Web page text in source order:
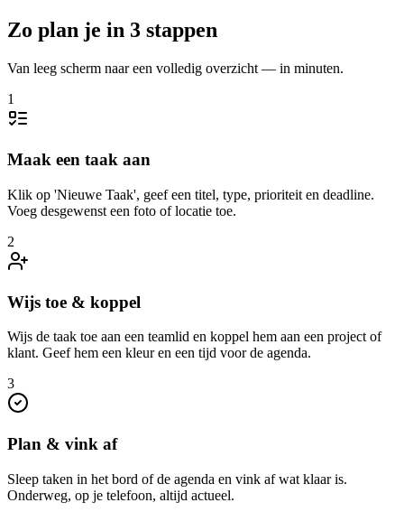
Zo plan je in 3 stappen
Van leeg scherm naar een volledig overzicht — in minuten.
1
Maak een taak aan
Klik op 'Nieuwe Taak', geef een titel, type, prioriteit en deadline.
Voeg desgewenst een foto of locatie toe.
2
Wijs toe & koppel
Wijs de taak toe aan een teamlid en koppel hem aan een project of
klant. Geef hem een kleur en een tijd voor de agenda.
3
Plan & vink af
Sleep taken in het bord of de agenda en vink af wat klaar is.
Onderweg, op je telefoon, altijd actueel.